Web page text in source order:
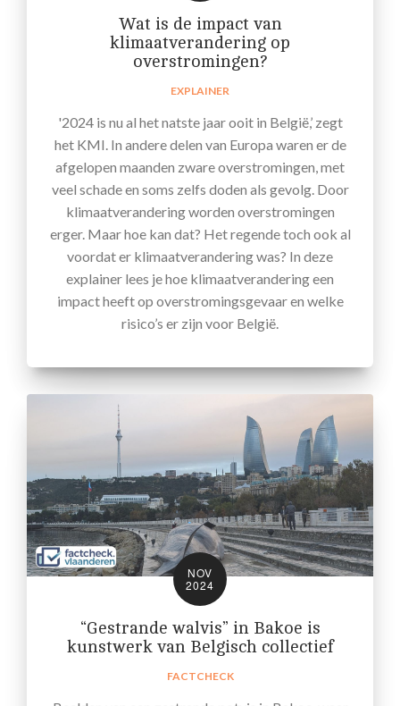
Wat is de impact van
klimaatverandering op
overstromingen?
EXPLAINER
'2024 is nu al het natste jaar ooit in België,’ zegt
het KMI. In andere delen van Europa waren er de
afgelopen maanden zware overstromingen, met
veel schade en soms zelfs doden als gevolg. Door
klimaatverandering worden overstromingen
erger. Maar hoe kan dat? Het regende toch ook al
voordat er klimaatverandering was? In deze
explainer lees je hoe klimaatverandering een
impact heeft op overstromingsgevaar en welke
risico’s er zijn voor België.
NOV
2024
“Gestrande walvis” in Bakoe is
kunstwerk van Belgisch collectief
FACTCHECK